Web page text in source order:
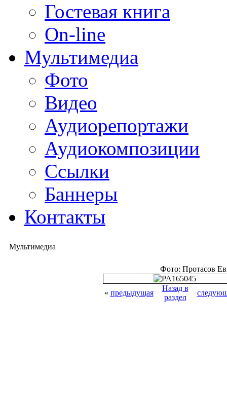
Гостевая книга
On-line
Мультимедиа
Фото
Видео
Аудиорепортажи
Аудиокомпозиции
Ссылки
Баннеры
Контакты
Мультимедиа
Фото: Протасов
« предыдущая
Назад в
раздел